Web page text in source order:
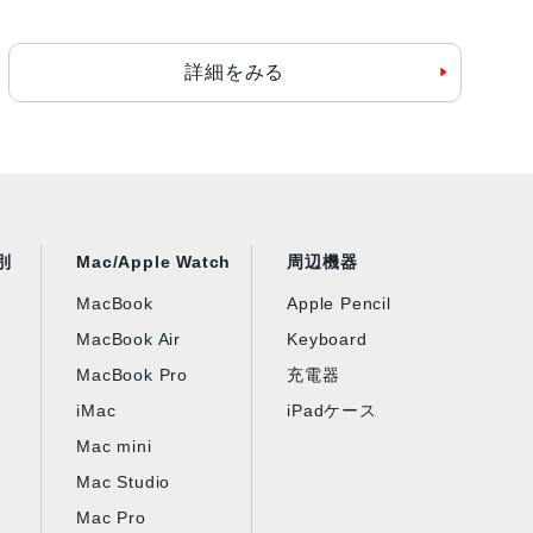
詳細をみる
Mac/Apple Watch
MacBook
MacBook Air
MacBook Pro
iMac
Mac mini
Mac Studio
Mac Pro
周辺機器
Apple Pencil
Keyboard
充電器
iPadケース